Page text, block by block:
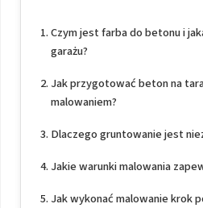
Czym jest farba do betonu i
garażu?
Jak przygotować beton na
malowaniem?
Dlaczego gruntowanie jest
Jakie warunki malowania
Jak wykonać malowanie krok